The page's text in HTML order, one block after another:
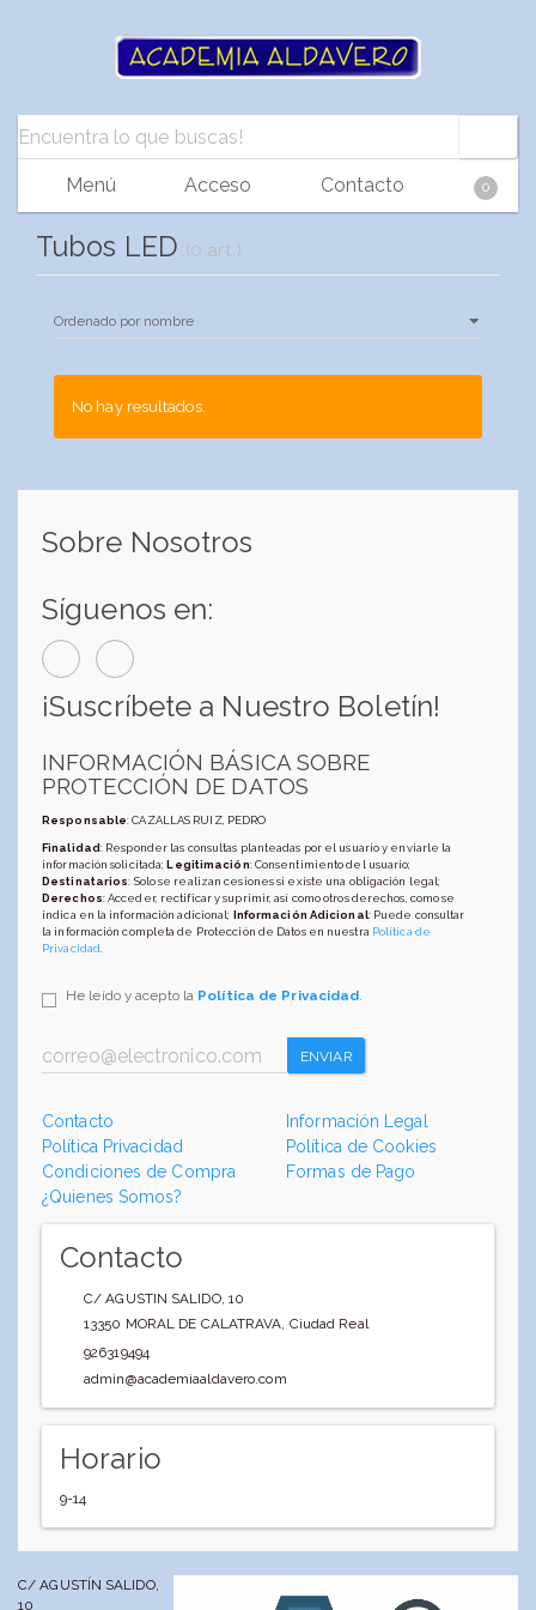
Menú Acceso Contacto 0
Tubos LED (0 art.)
No hay resultados.
Sobre Nosotros
Síguenos en:
¡Suscríbete a Nuestro Boletín!
INFORMACIÓN BÁSICA SOBRE
PROTECCIÓN DE DATOS
Responsable: CAZALLAS RUIZ, PEDRO
Finalidad: Responder las consultas planteadas por el usuario y enviarle la
información solicitada;Legitimación: Consentimiento del usuario;
Destinatarios: Solo se realizan cesiones si existe una obligación legal;
Derechos: Acceder, rectificar y suprimir, así como otros derechos, como se
indica en la información adicional; Información Adicional: Puede consultar
la información completa de Protección de Datos en nuestra Política de
Privacidad
He leído y acepto la Política de Privacidad.
ENVIAR
Contacto
Información Legal
Política Privacidad
Política de Cookies
Condiciones de Compra
Formas de Pago
¿Quienes Somos?
Contacto
C/ AGUSTIN SALIDO, 10
13350 MORAL DE CALATRAVA, Ciudad Real
926319494
admin@academiaaldavero.com
Horario
9-14
C/ AGUSTÍN SALIDO,
10